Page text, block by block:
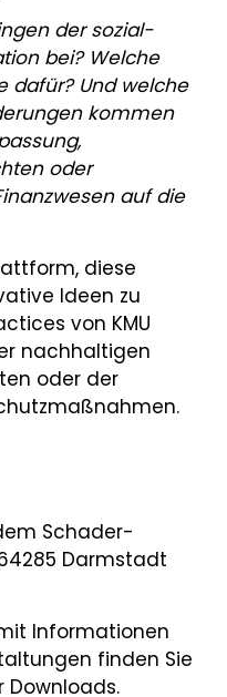
der sozial-
bei? Welche
dafür? Und welche
kommen
oder
auf die
diese
Ideen zu
von KMU
nachhaltigen
oder der
Schader-
Darmstadt
Informationen
finden Sie